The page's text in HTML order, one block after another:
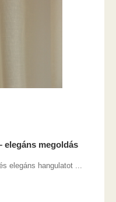
elegáns megoldás
elegáns hangulatot ...